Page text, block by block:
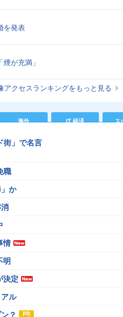
を発表
が充満」
アクセスランキングをもっと見る
海外 IT 経済 ス
街」で名言
職
か
情
明
決定
ル
？